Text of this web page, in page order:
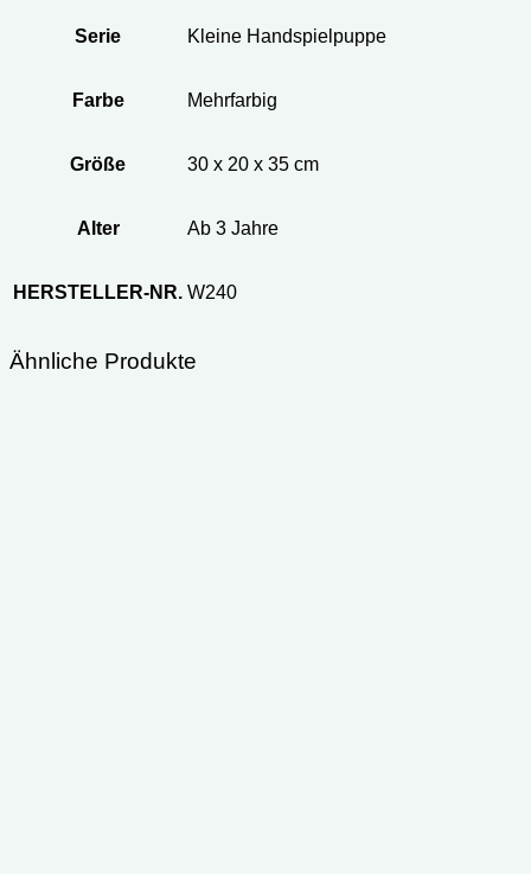
Serie Kleine Handspielpuppe
Farbe Mehrfarbig
Größe 30 x 20 x 35 cm
Alter Ab 3 Jahre
HERSTELLER-NR. W240
Ähnliche Produkte